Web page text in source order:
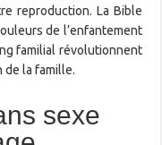
reproduction. La Bible
de l’enfantement
familial révolutionnent
de la famille.
sexe